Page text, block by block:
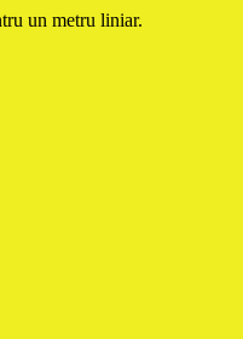
un metru liniar.